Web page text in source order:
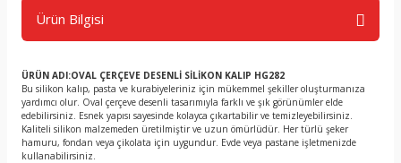
Ürün Bilgisi
ÜRÜN ADI:OVAL ÇERÇEVE DESENLİ SİLİKON KALIP HG282
Bu silikon kalıp, pasta ve kurabiyeleriniz için mükemmel şekiller oluşturmanıza
yardımcı olur. Oval çerçeve desenli tasarımıyla farklı ve şık görünümler elde
edebilirsiniz. Esnek yapısı sayesinde kolayca çıkartabilir ve temizleyebilirsiniz.
Kaliteli silikon malzemeden üretilmiştir ve uzun ömürlüdür. Her türlü şeker
hamuru, fondan veya çikolata için uygundur. Evde veya pastane işletmenizde
kullanabilirsiniz.